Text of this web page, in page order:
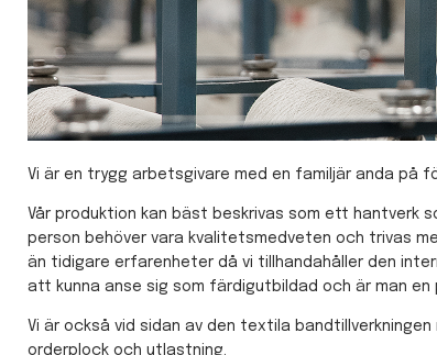
Vi är en trygg arbetsgivare med en familjär anda
Vår produktion kan bäst beskrivas som ett hantverk
person behöver vara kvalitetsmedveten och trivas
än tidigare erfarenheter då vi tillhandahåller den
att kunna anse sig som färdigutbildad och är man
Vi är också vid sidan av den textila
orderplock och utlastning.